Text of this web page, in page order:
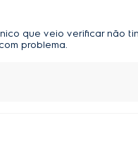
que veio verificar não
problema.